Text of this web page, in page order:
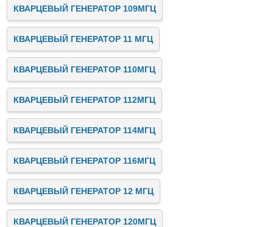
КВАРЦЕВЫЙ ГЕНЕРАТОР 109МГЦ
КВАРЦЕВЫЙ ГЕНЕРАТОР 11 МГЦ
КВАРЦЕВЫЙ ГЕНЕРАТОР 110МГЦ
КВАРЦЕВЫЙ ГЕНЕРАТОР 112МГЦ
КВАРЦЕВЫЙ ГЕНЕРАТОР 114МГЦ
КВАРЦЕВЫЙ ГЕНЕРАТОР 116МГЦ
КВАРЦЕВЫЙ ГЕНЕРАТОР 12 МГЦ
КВАРЦЕВЫЙ ГЕНЕРАТОР 120МГЦ